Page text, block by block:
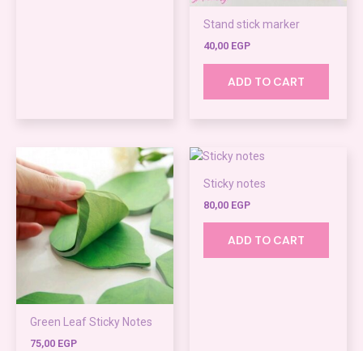
Stand stick marker
40,00 EGP
ADD TO CART
Green Leaf Sticky Notes
75,00 EGP
Sticky notes
80,00 EGP
ADD TO CART